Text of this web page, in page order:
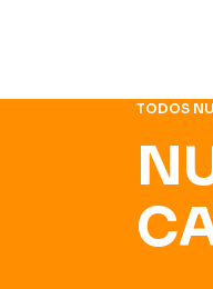
TODOS